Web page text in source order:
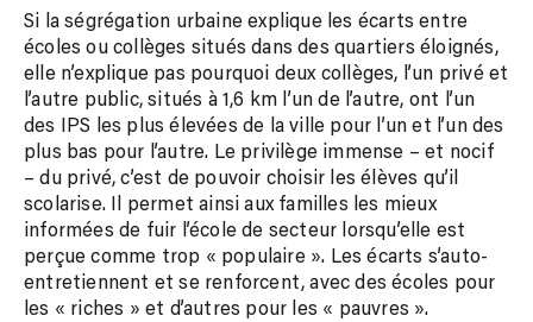
Si la ségrégation urbaine explique les écarts entre
écoles ou collèges situés dans des quartiers éloignés,
elle n’explique pas pourquoi deux collèges, l’un privé et
l’autre public, situés à 1,6 km l’un de l’autre, ont l’un
des IPS les plus élevées de la ville pour l’un et l’un des
plus bas pour l’autre. Le privilège immense – et nocif
– du privé, c’est de pouvoir choisir les élèves qu’il
scolarise. Il permet ainsi aux familles les mieux
informées de fuir l’école de secteur lorsqu’elle est
perçue comme trop « populaire ». Les écarts s’auto-
entretiennent et se renforcent, avec des écoles pour
les « riches » et d’autres pour les « pauvres ».